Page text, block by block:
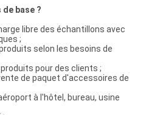
base ?
libre des échantillons avec
;
selon les besoins de
pour des clients ;
de paquet d'accessoires de
à l'hôtel, bureau, usine